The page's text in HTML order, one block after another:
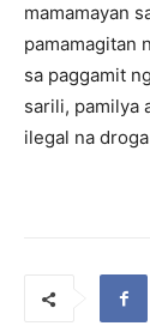
mamamayan
pamamagitan
sa paggamit
sarili, pamilya
ilegal na